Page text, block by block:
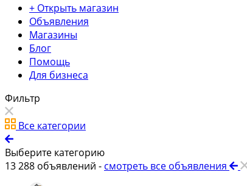
+ Открыть магазин
Объявления
Магазины
Блог
Помощь
Для бизнеса
Фильтр
Все категории
Выберите категорию
13 288 объявлений - смотреть все объявления